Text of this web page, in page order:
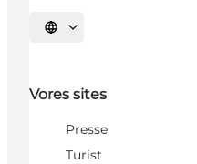
Vælg sprog
Vores sites
Presse
Turist